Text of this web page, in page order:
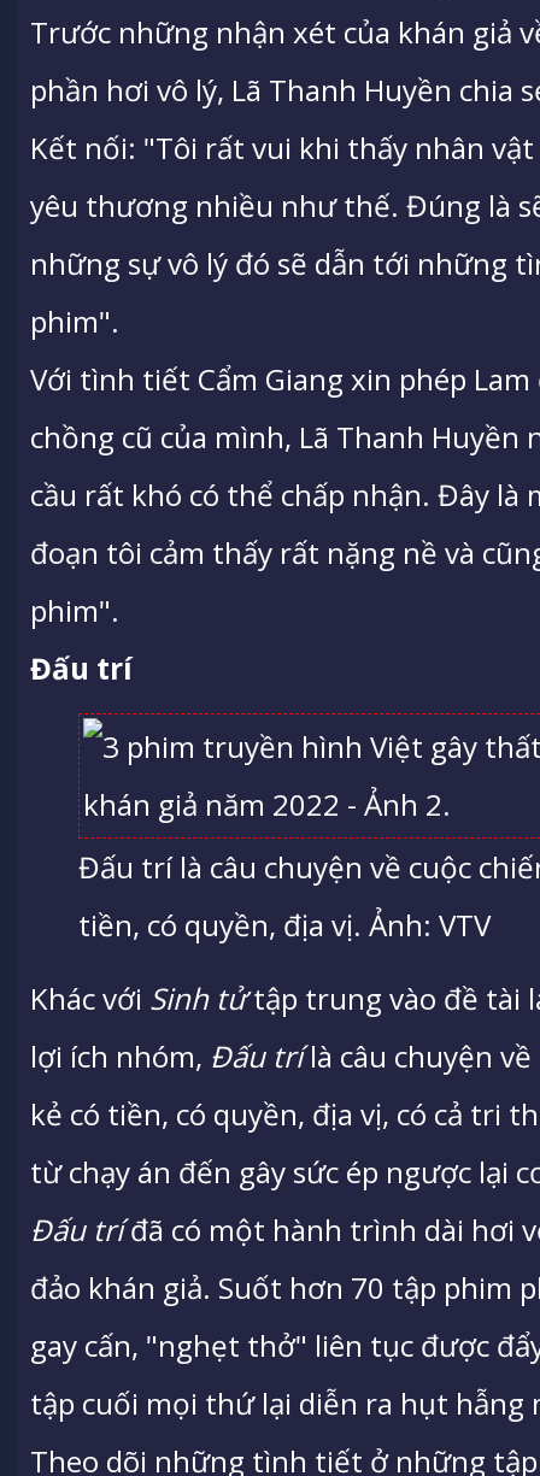
Trước những nhận xét của khán giả
phần hơi vô lý, Lã Thanh Huyền chia
Kết nối: "Tôi rất vui khi thấy nhân
yêu thương nhiều như thế. Đúng là
những sự vô lý đó sẽ dẫn tới những
phim".
Với tình tiết Cẩm Giang xin phép
chồng cũ của mình, Lã Thanh Huyền
cầu rất khó có thể chấp nhận. Đây
đoạn tôi cảm thấy rất nặng nề và
phim".
Đấu trí
Đấu trí là câu chuyện về cuộc
tiền, có quyền, địa vị. Ảnh: VTV
Khác với Sinh tửtập trung vào đề tài
lợi ích nhóm, Đấu trílà câu chuyện
kẻ có tiền, có quyền, địa vị, có cả tri
từ chạy án đến gây sức ép ngược lại
Đấu tríđã có một hành trình dài hơi
đảo khán giả. Suốt hơn 70 tập phim
gay cấn, "nghẹt thở" liên tục được
tập cuối mọi thứ lại diễn ra hụt hẫng
Theo dõi những tình tiết ở những